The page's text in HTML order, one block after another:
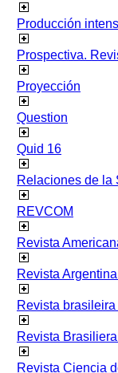
Producción
Prospectiva.
Proyección
Question
Quid 16
Relaciones de la
REVCOM
Revista
Revista
Revista
Revista
Revista Ciencia